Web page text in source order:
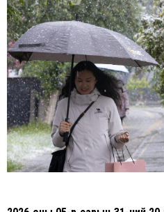
FacebookTwitter